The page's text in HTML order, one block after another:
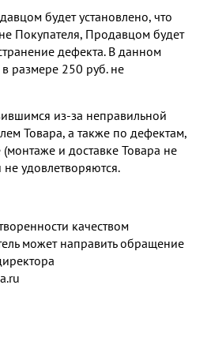
будет установлено, что
Покупателя, Продавцом будет
дефекта. В данном
размере 250 руб. не
из-за неправильной
Товара, а также по дефектам,
и доставке Товара не
удовлетворяются.
качеством
может направить обращение